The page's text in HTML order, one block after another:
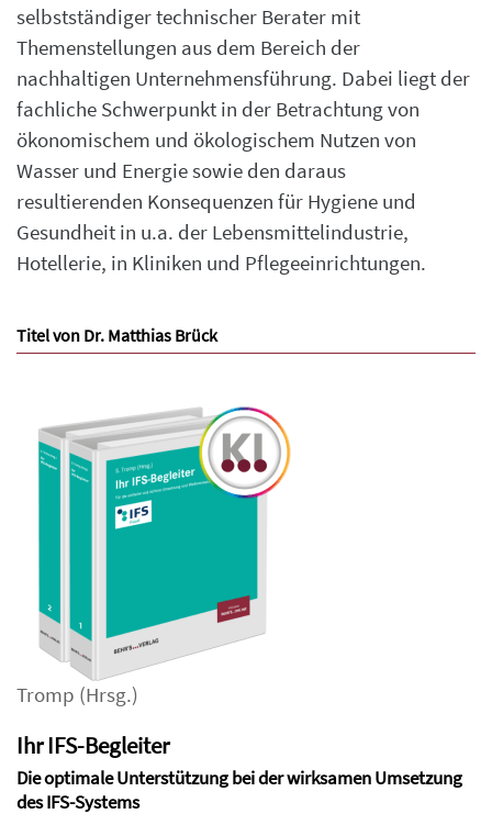
selbstständiger technischer Berater mit
Themenstellungen aus dem Bereich der
nachhaltigen Unternehmensführung. Dabei liegt der
fachliche Schwerpunkt in der Betrachtung von
ökonomischem und ökologischem Nutzen von
Wasser und Energie sowie den daraus
resultierenden Konsequenzen für Hygiene und
Gesundheit in u.a. der Lebensmittelindustrie,
Hotellerie, in Kliniken und Pflegeeinrichtungen.
Titel von Dr. Matthias Brück
Tromp (Hrsg.)
Ihr IFS-Begleiter
Die optimale Unterstützung bei der wirksamen Umsetzung
des IFS-Systems